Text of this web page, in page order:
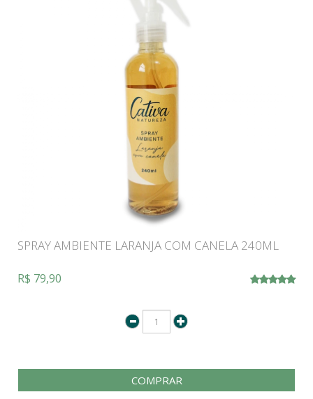
SPRAY AMBIENTE LARANJA COM CANELA 240ML
R$ 79,90
COMPRAR